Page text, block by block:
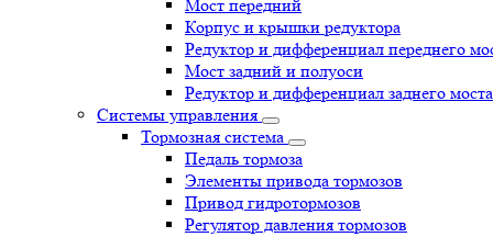
Мост передний
Корпус и крышки редуктора
Редуктор и дифференциал переднего
Мост задний и полуоси
Редуктор и дифференциал заднего моста
Системы управления
Тормозная система
Педаль тормоза
Элементы привода тормозов
Привод гидротормозов
Регулятор давления тормозов